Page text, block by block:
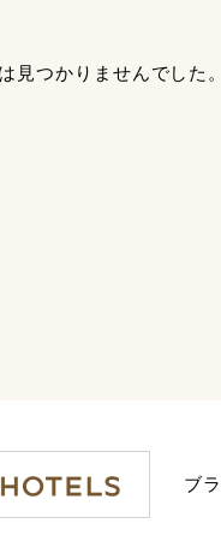
見つかりませんでした。
ブ